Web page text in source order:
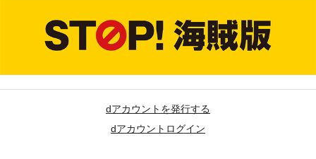
dアカウントを発行する
dアカウントログイン